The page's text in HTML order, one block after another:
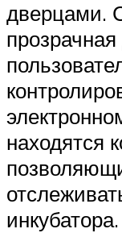
дверцами.
находятся
инкубатора.